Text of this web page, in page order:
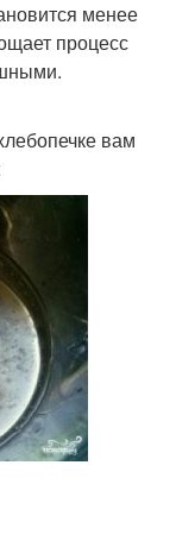
менее
процесс
вам